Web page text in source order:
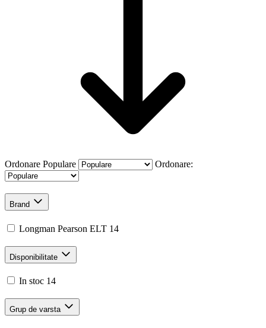
Ordonare Populare Ordonare:
Brand
Longman Pearson ELT 14
Disponibilitate
In stoc 14
Grup de varsta